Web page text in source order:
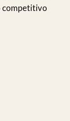
competitivo